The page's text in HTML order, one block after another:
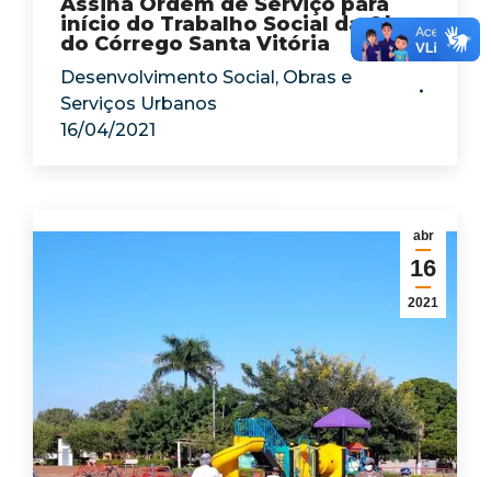
início do Trabalho Social da Obra
do Córrego Santa Vitória
Desenvolvimento Social, Obras e
Serviços Urbanos
16/04/2021
abr
16
2021